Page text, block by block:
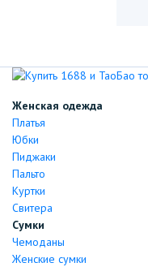
Женская одежда
Платья
Юбки
Пиджаки
Пальто
Куртки
Свитера
Сумки
Чемоданы
Женские сумки